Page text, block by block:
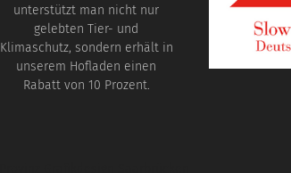
unterstützt man nicht nur
gelebten Tier- und
Klimaschutz, sondern erhält in
unserem Hofladen einen
Rabatt von 10 Prozent.